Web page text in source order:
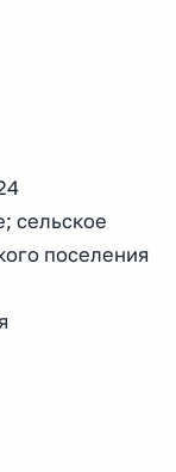
сельское
поселения